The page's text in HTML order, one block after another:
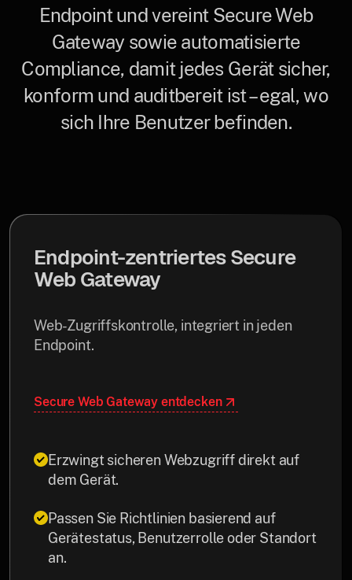
Endpoint und vereint Secure Web
Gateway sowie automatisierte
Compliance, damit jedes Gerät sicher,
konform und auditbereit ist – egal, wo
sich Ihre Benutzer befinden.
Endpoint-zentriertes Secure
Web Gateway
Web-Zugriffskontrolle, integriert in jeden
Endpoint.
Secure Web Gateway entdecken
Erzwingt sicheren Webzugriff direkt auf
dem Gerät.
Passen Sie Richtlinien basierend auf
Gerätestatus, Benutzerrolle oder Standort
an.